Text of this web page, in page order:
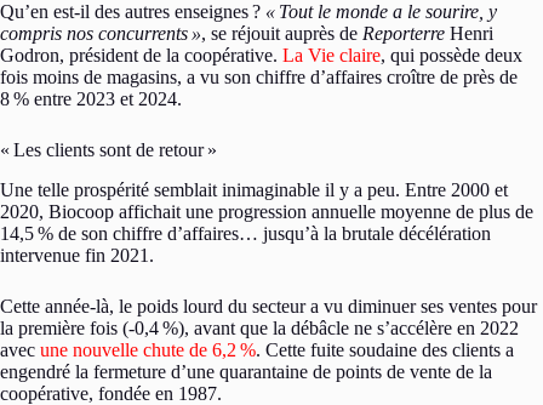
Qu’en est-il des autres enseignes? « Tout le monde a le sourire, y
compris nos concurrents », se réjouit auprès de Reporterre Henri
Godron, président de la coopérative. La Vie claire, qui possède deux
fois moins de magasins, a vu son chiffre d’affaires croître de près de
8% entre 2023 et 2024.
« Les clients sont de retour »
Une telle prospérité semblait inimaginable il y a peu. Entre 2000 et
2020, Biocoop affichait une progression annuelle moyenne de plus de
14,5% de son chiffre d’affaires… jusqu’à la brutale décélération
intervenue fin 2021.
Cette année-là, le poids lourd du secteur a vu diminuer ses ventes pour
la première fois (-0,4%), avant que la débâcle ne s’accélère en 2022
avec une nouvelle chute de 6,2 %. Cette fuite soudaine des clients a
engendré la fermeture d’une quarantaine de points de vente de la
coopérative, fondée en 1987.